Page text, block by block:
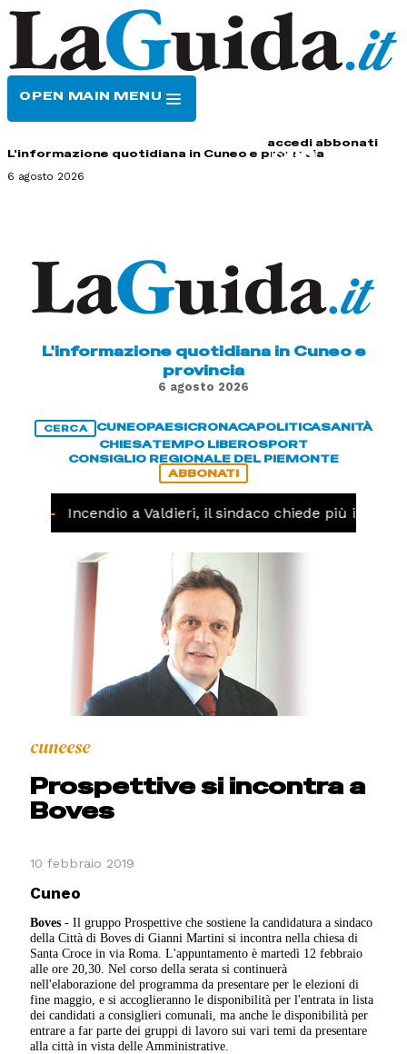
OPEN MAIN MENU
accedi abbonati
L'informazione quotidiana in Cuneo e provincia
6 agosto 2026
L'informazione quotidiana in Cuneo e
provincia
6 agosto 2026
CERCA CUNEOPAESICRONACAPOLITICASANITÀ
CHIESATEMPO LIBEROSPORT
CONSIGLIO REGIONALE DEL PIEMONTE
ABBONATI
- Incendio a Valdieri, il sindaco chiede più
cuneese
Prospettive si incontra a
Boves
10 febbraio 2019
Cuneo
Boves - Il gruppo Prospettive che sostiene la candidatura a sindaco
della Città di Boves di Gianni Martini si incontra nella chiesa di
Santa Croce in via Roma. L'appuntamento è martedì 12 febbraio
alle ore 20,30. Nel corso della serata si continuerà
nell'elaborazione del programma da presentare per le elezioni di
fine maggio, e si accoglieranno le disponibilità per l'entrata in lista
dei candidati a consiglieri comunali, ma anche le disponibilità per
entrare a far parte dei gruppi di lavoro sui vari temi da presentare
alla città in vista delle Amministrative.